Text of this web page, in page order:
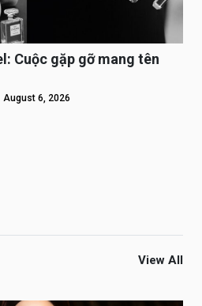
Cuộc gặp gỡ mang tên
August 6, 2026
View All